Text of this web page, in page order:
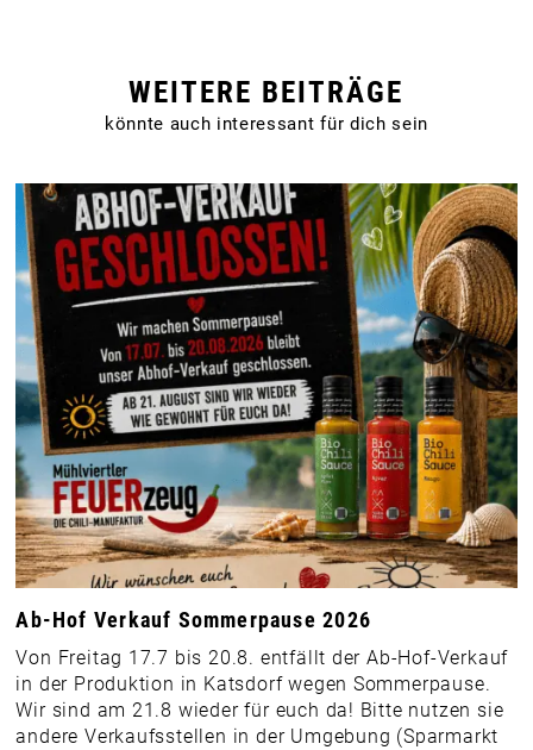
WEITERE BEITRÄGE
könnte auch interessant für dich sein
Ab-Hof Verkauf Sommerpause 2026
Von Freitag 17.7 bis 20.8. entfällt der Ab-Hof-Verkauf
in der Produktion in Katsdorf wegen Sommerpause.
Wir sind am 21.8 wieder für euch da! Bitte nutzen sie
andere Verkaufsstellen in der Umgebung (Sparmarkt